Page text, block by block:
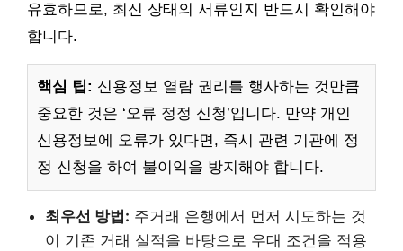
유효하므로, 최신 상태의 서류인지 반드시 확인해야
합니다.
핵심 팁: 신용정보 열람 권리를 행사하는 것만큼
중요한 것은 ‘오류 정정 신청’입니다. 만약 개인
신용정보에 오류가 있다면, 즉시 관련 기관에 정
정 신청을 하여 불이익을 방지해야 합니다.
최우선 방법: 주거래 은행에서 먼저 시도하는 것
이 기존 거래 실적을 바탕으로 우대 조건을 적용